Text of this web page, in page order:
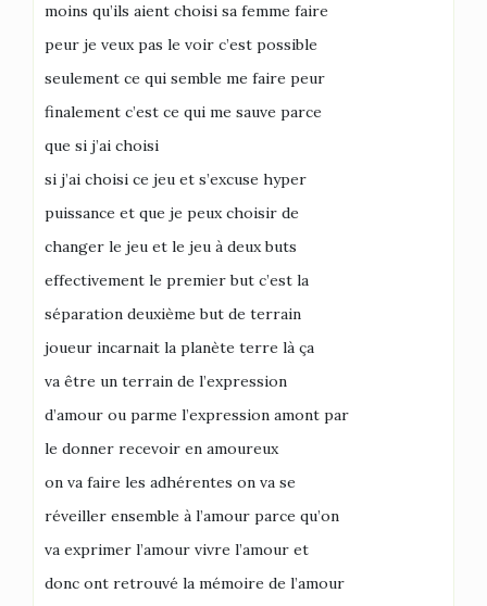
moins qu’ils aient choisi sa femme faire
peur je veux pas le voir c’est possible
seulement ce qui semble me faire peur
finalement c’est ce qui me sauve parce
que si j’ai choisi
si j’ai choisi ce jeu et s’excuse hyper
puissance et que je peux choisir de
changer le jeu et le jeu à deux buts
effectivement le premier but c’est la
séparation deuxième but de terrain
joueur incarnait la planète terre là ça
va être un terrain de l’expression
d’amour ou parme l’expression amont par
le donner recevoir en amoureux
on va faire les adhérentes on va se
réveiller ensemble à l’amour parce qu’on
va exprimer l’amour vivre l’amour et
donc ont retrouvé la mémoire de l’amour